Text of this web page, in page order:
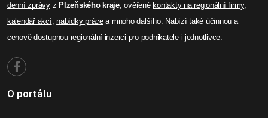
denní zprávyz Plzeňského kraje, ověřené kontakty na regionální firmy,
kalendář akcí,nabídky prácea mnoho dalšího. Nabízí také účinnou a
cenově dostupnou regionální inzerci pro podnikatele i jednotlivce.
O portálu